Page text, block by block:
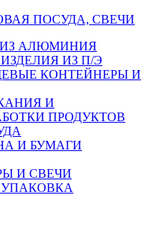
ПОСУДА, СВЕЧИ
ИЗ АЛЮМИНИЯ
ИЗ П/Э
КОНТЕЙНЕРЫ И
И
ПРОДУКТОВ
И БУМАГИ
И СВЕЧИ